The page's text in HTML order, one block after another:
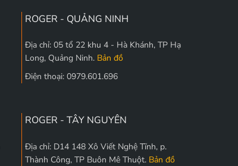
ROGER - QUẢNG NINH
Địa chỉ: 05 tổ 22 khu 4 - Hà Khánh, TP Hạ
Long, Quảng Ninh. Bản đồ
Điện thoại: 0979.601.696
ROGER - TÂY NGUYÊN
Địa chỉ: D14 148 Xô Viết Nghệ Tĩnh, p.
Thành Công, TP Buôn Mê Thuột. Bản đồ